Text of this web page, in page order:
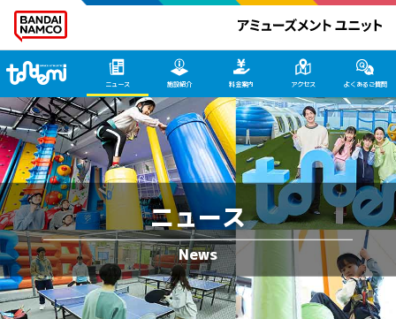
ニュース 施設紹介 料金案内 アクセス よくあるご質問
ニュース